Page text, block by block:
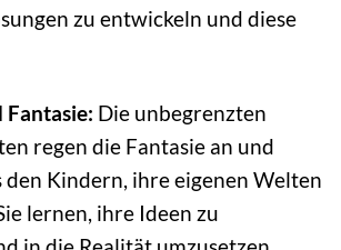
zu entwickeln und diese
Die unbegrenzten
regen die Fantasie an und
den Kindern, ihre eigenen Welten
lernen, ihre Ideen zu